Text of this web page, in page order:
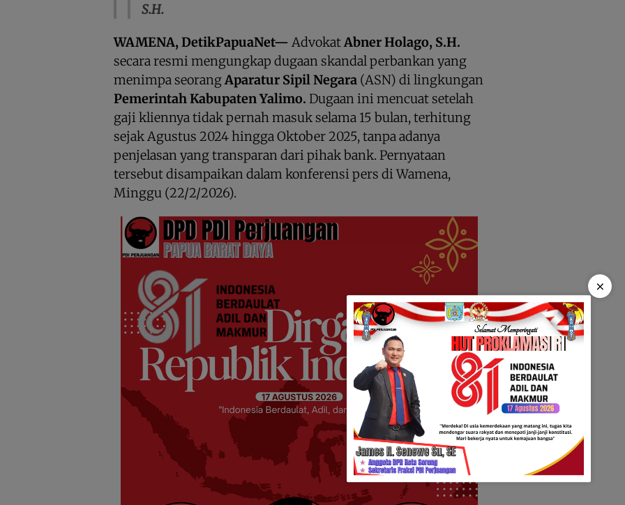
S.H.
WAMENA, DetikPapuaNet— AdvokatAbner Holago, S.H.
secara resmi mengungkap dugaan skandal perbankan yang
menimpa seorangAparatur Sipil Negara (ASN) di lingkungan
Pemerintah Kabupaten Yalimo. Dugaan ini mencuat setelah
gaji kliennya tidak pernah masuk selama 15 bulan, terhitung
sejak Agustus 2024 hingga Oktober 2025, tanpa adanya
penjelasan yang transparan dari pihak bank. Pernyataan
tersebut disampaikan dalam konferensi pers di Wamena,
Minggu (22/2/2026).
×